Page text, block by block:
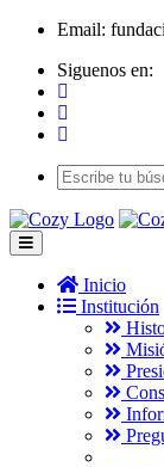
Email:
Siguenos en:
Inicio
Institución